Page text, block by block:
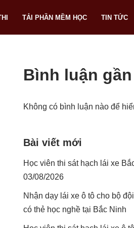
TẢI PHẦN MỀM HỌC TIN TỨC
Bình luận
Không có bình luận nào để
Bài viết mới
Học viên thi sát hạch lái xe
03/08/2026
Nhận dạy lái xe ô tô cho bộ
có thẻ học nghề tại Bắc Ninh